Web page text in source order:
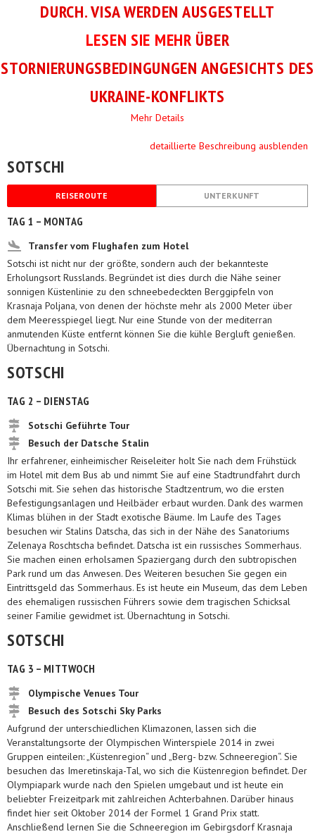
DURCH. VISA WERDEN AUSGESTELLT
LESEN SIE MEHR ÜBER
STORNIERUNGSBEDINGUNGEN ANGESICHTS DES
UKRAINE-KONFLIKTS
Mehr Details
detaillierte Beschreibung ausblenden
SOTSCHI
REISEROUTE UNTERKUNFT
TAG 1 – MONTAG
Transfer vom Flughafen zum Hotel
Sotschi ist nicht nur der größte, sondern auch der bekannteste
Erholungsort Russlands. Begründet ist dies durch die Nähe seiner
sonnigen Küstenlinie zu den schneebedeckten Berggipfeln von
Krasnaja Poljana, von denen der höchste mehr als 2000 Meter über
dem Meeresspiegel liegt. Nur eine Stunde von der mediterran
anmutenden Küste entfernt können Sie die kühle Bergluft genießen.
Übernachtung in Sotschi.
SOTSCHI
TAG 2 – DIENSTAG
Sotschi Geführte Tour
Besuch der Datsche Stalin
Ihr erfahrener, einheimischer Reiseleiter holt Sie nach dem Frühstück
im Hotel mit dem Bus ab und nimmt Sie auf eine Stadtrundfahrt durch
Sotschi mit. Sie sehen das historische Stadtzentrum, wo die ersten
Befestigungsanlagen und Heilbäder erbaut wurden. Dank des warmen
Klimas blühen in der Stadt exotische Bäume. Im Laufe des Tages
besuchen wir Stalins Datscha, das sich in der Nähe des Sanatoriums
Zelenaya Roschtscha befindet. Datscha ist ein russisches Sommerhaus.
Sie machen einen erholsamen Spaziergang durch den subtropischen
Park rund um das Anwesen. Des Weiteren besuchen Sie gegen ein
Eintrittsgeld das Sommerhaus. Es ist heute ein Museum, das dem Leben
des ehemaligen russischen Führers sowie dem tragischen Schicksal
seiner Familie gewidmet ist. Übernachtung in Sotschi.
SOTSCHI
TAG 3 – MITTWOCH
Olympische Venues Tour
Besuch des Sotschi Sky Parks
Aufgrund der unterschiedlichen Klimazonen, lassen sich die
Veranstaltungsorte der Olympischen Winterspiele 2014 in zwei
Gruppen einteilen: „Küstenregion“ und „Berg- bzw. Schneeregion“. Sie
besuchen das Imeretinskaja-Tal, wo sich die Küstenregion befindet. Der
Olympiapark wurde nach den Spielen umgebaut und ist heute ein
beliebter Freizeitpark mit zahlreichen Achterbahnen. Darüber hinaus
findet hier seit Oktober 2014 der Formel 1 Grand Prix statt.
Anschließend lernen Sie die Schneeregion im Gebirgsdorf Krasnaja